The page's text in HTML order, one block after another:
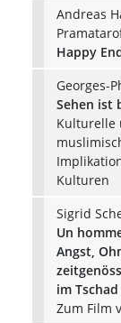
Andreas
Happy
Georges-
Sehen ist
Kulturelle
Kulturen
Sigrid
Un
Angst,
im Tschad
Zum Film